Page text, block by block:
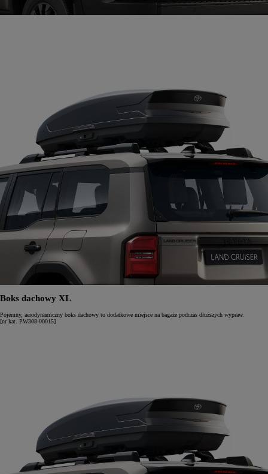
Boks dachowy XL
Pojemny, aerodynamiczny boks dachowy to dodatkowe miejsce na bagaże podczas dłuższych wypraw.
[nr kat. PW308-00015]